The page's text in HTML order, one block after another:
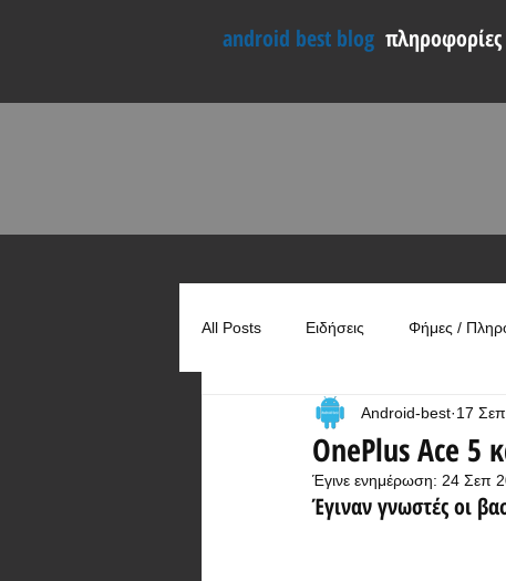
android best blog
All Posts Ειδήσεις Φήμες /
Συγκρίσεις Χρήσιμα
OnePlus Ace 5
Android-best 17
Έγινε ενημέρωση: 24 Σεπ
Έγιναν γνωστές οι